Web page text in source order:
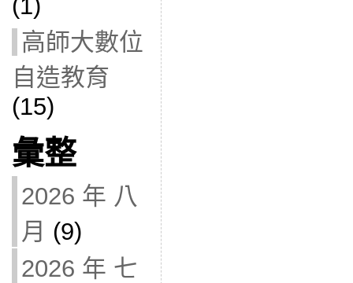
(1)
高師大數位
自造教育
(15)
彙整
2026 年 八
月 (9)
2026 年 七